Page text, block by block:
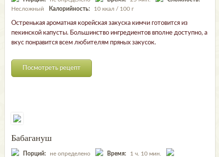
Несложный
Калорийность: 10 ккал / 100 г
Остренькая ароматная корейская закуска кимчи готовится из
пекинской капусты. Большинство ингредиентов вполне доступно, а
вкус понравится всем любителям пряных закусок.
Посмотреть рецепт
Бабагануш
Порций: не определено Время:
1 ч. 10 мин.